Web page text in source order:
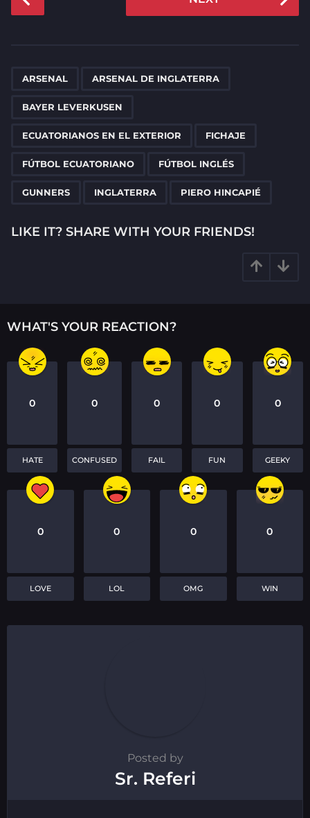
o
n
ARSENAL ARSENAL DE INGLATERRA
BAYER LEVERKUSEN
ECUATORIANOS EN EL EXTERIOR FICHAJE
FÚTBOL ECUATORIANO FÚTBOL INGLÉS
GUNNERS INGLATERRA PIERO HINCAPIÉ
LIKE IT? SHARE WITH YOUR FRIENDS!
WHAT'S YOUR REACTION?
0
HATE
0
CONFUSED
0
FAIL
0
FUN
0
GEEKY
0
LOVE
0
LOL
0
OMG
0
WIN
Posted by
Sr. Referi